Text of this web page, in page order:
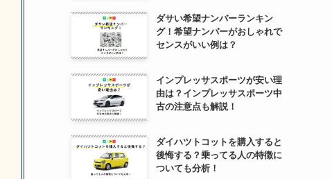
ダサい希望ナンバーランキン
グ！希望ナンバーがおしゃれで
センスがいい例は？
インプレッサスポーツが安い理
由は？インプレッサスポーツ中
古の注意点も解説！
ダイハツトコットを購入すると
後悔する？乗ってる人の特徴に
ついても分析！